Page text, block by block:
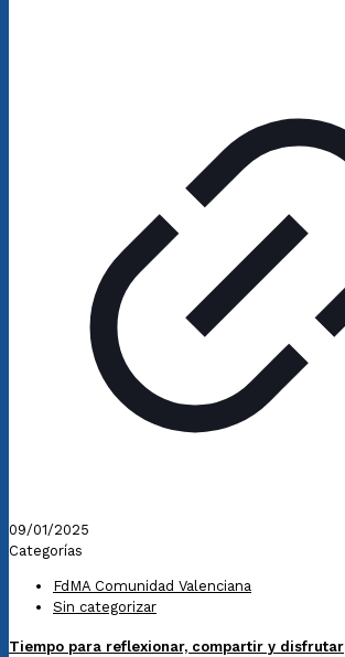
09/01/2025
Categorías
FdMA Comunidad Valenciana
Sin categorizar
Tiempo para reflexionar, compartir y disfrutar